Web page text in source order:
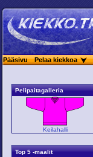
Pääsivu Pelaa kiekkoa
Pelipaitagalleria
Keilahalli
Top 5 -maalit